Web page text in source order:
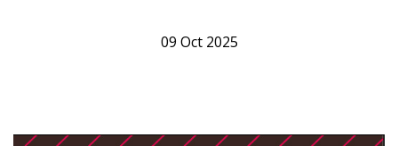
09 Oct 2025